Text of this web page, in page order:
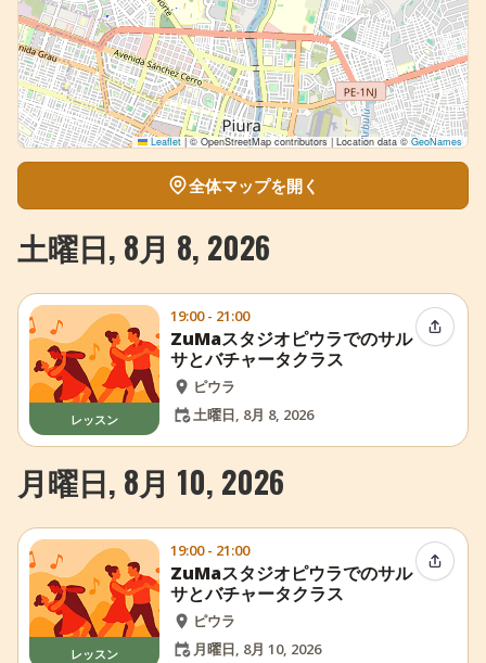
Leaflet |© OpenStreetMap contributors | Location data ©GeoNames
全体マップを開く
土曜日, 8月 8, 2026
レッスン
19:00 - 21:00
ZuMaスタジオピウラでのサル
サとバチャータクラス
ピウラ
土曜日, 8月 8, 2026
イベン
月曜日, 8月 10, 2026
レッスン
19:00 - 21:00
ZuMaスタジオピウラでのサル
サとバチャータクラス
ピウラ
月曜日, 8月 10, 2026
イベン